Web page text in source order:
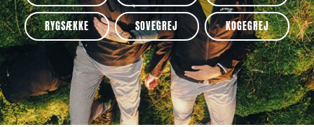
RYGSÆKKE SOVEGREJ KOGEGREJ